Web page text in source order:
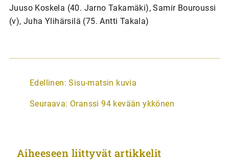
Juuso Koskela (40. Jarno Takamäki), Samir Bouroussi
(v), Juha Ylihärsilä (75. Antti Takala)
A
t
k
Edellinen: Sisu-matsin kuvia
Seuraava: Oranssi 94 kevään ykkönen
Aiheeseen liittyvät artikkelit